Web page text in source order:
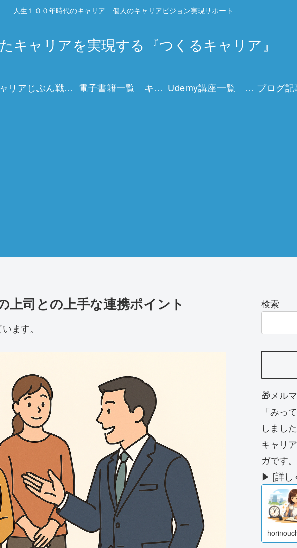
人生１００年時代のキャリア 個人のキャリアビジョン実現サポート
キャリアを実現する『つくるキャリア』
キャリアじぶん戦略マップとは？ 電子書籍一覧 キャリアを描く15冊の実践ガイド Udemy講座一覧 キャリアを描く実践オンライン講座
上司との上手な連携ポイント
ます。
検索
🎁メル
「みっ
しまし
キャリ
ガです
▶ [詳し